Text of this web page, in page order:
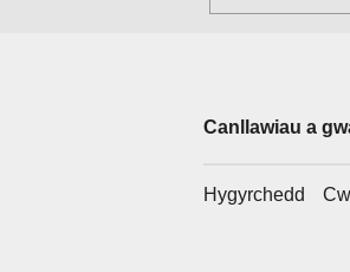
Support
Canllawiau a
Hygyrchedd